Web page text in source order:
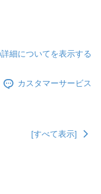
細についてを表示する
カスタマーサービス
[すべて表示]